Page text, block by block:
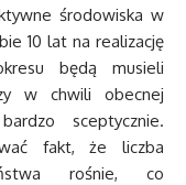
środowiska w
10 lat na realizację
będą musieli
w chwili obecnej
sceptycznie.
fakt, że liczba
rośnie, co